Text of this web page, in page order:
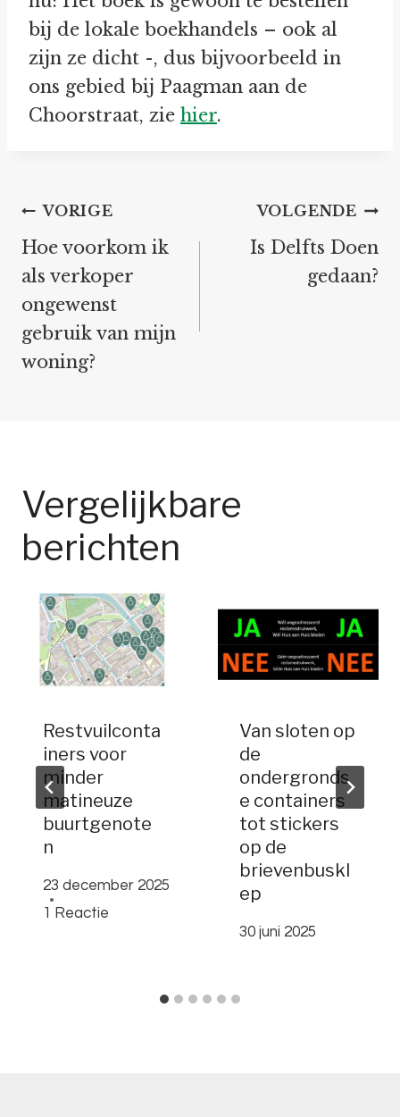
bij de lokale boekhandels – ook al
zijn ze dicht -, dus bijvoorbeeld in
ons gebied bij Paagman aan de
Choorstraat, zie hier.
Bericht
navigatie
VORIGE
Hoe voorkom ik
als verkoper
ongewenst
gebruik van mijn
woning?
VOLGENDE
Is Delfts Doen
gedaan?
Vergelijkbare
berichten
Restvuilconta
iners voor
minder
matineuze
buurtgenote
n
23 december 2025
1 Reactie
Van sloten op
de
ondergronds
e containers
tot stickers
op de
brievenbuskl
ep
30 juni 2025